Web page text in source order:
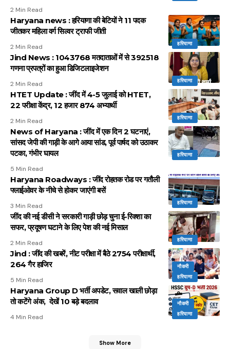
2 Min Read
हरियाणा
Haryana news : हरियाणा की बेटियों ने 11 पदक
जीतकर महिला वर्ग सिल्वर ट्राफी जीती
2 Min Read
हरियाणा
Jind News : 1043768 मतदाताओं में से 392518
गणना प्रपत्रों का हुआ डिजिटलाइजेशन
2 Min Read
हरियाणा
HTET Update : जींद में 4-5 जुलाई को HTET,
22 परीक्षा केंद्र, 12 हजार 874 अभ्यार्थी
2 Min Read
हरियाणा
News of Haryana : जींद में एक दिन 2 घटनाएं,
सांसद जेपी की गाड़ी के आगे आया सांड, पूर्व पार्षद को उठाकर
पटका, गंभीर घायल
5 Min Read
हरियाणा
Haryana Roadways : जींद रोहतक रोड पर गतौली
फ्लाईओवर के नीचे से होकर जाएंगी बसें
3 Min Read
हरियाणा
जींद की नई डीसी ने सरकारी गाड़ी छोड़ चुना ई-रिक्शा का
सफर, प्रदूषण घटाने के लिए पेश की नई मिसाल
2 Min Read
नौकरी
हरियाणा
Jind : जींद की खबरें, नीट परीक्षा में बैठे 2754 परीक्षार्थी,
264 गैर हाजिर
5 Min Read
नौकरी
हरियाणा
Haryana Group D भर्ती अपडेट, सवाल खाली छोड़ा
तो कटेंगे अंक, देखें 10 बड़े बदलाव
4 Min Read
Show More